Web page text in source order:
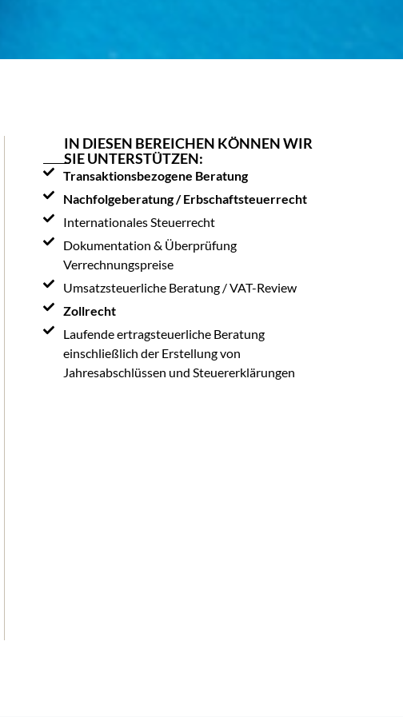
IN DIESEN BEREICHEN KÖNNEN WIR
SIE UNTERSTÜTZEN:
Transaktionsbezogene Beratung
Nachfolgeberatung / Erbschaftsteuerrecht
Internationales Steuerrecht
Dokumentation & Überprüfung
Verrechnungspreise
Umsatzsteuerliche Beratung / VAT-Review
Zollrecht
Laufende ertragsteuerliche Beratung
einschließlich der Erstellung von
Jahresabschlüssen und Steuererklärungen